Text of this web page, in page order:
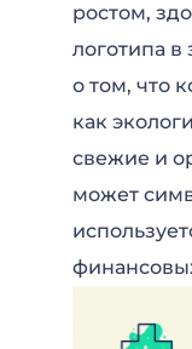
ростом,
логотипа
о том, что
как
свежие и
может